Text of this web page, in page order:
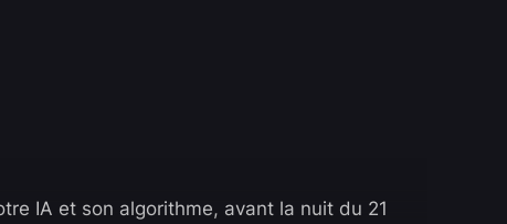
IA et son algorithme, avant la nuit du 21